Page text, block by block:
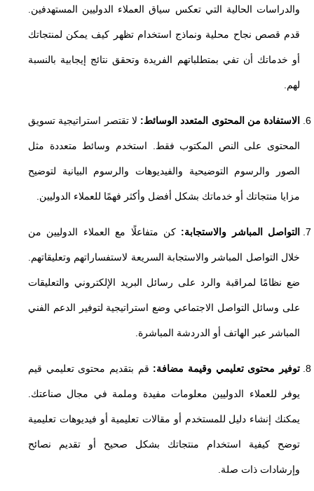
والدراسات الحالية التي تعكس سياق العملاء الدوليين المستهدفين.
قدم قصص نجاح محلية ونماذج استخدام تظهر كيف يمكن لمنتجاتك
أو خدماتك أن تفي بمتطلباتهم الفريدة وتحقق نتائج إيجابية بالنسبة
لهم.
الاستفادة من المحتوى المتعدد الوسائط: لا تقتصر استراتيجية تسويق
المحتوى على النص المكتوب فقط. استخدم وسائط متعددة مثل
الصور والرسوم التوضيحية والفيديوهات والرسوم البيانية لتوضيح
مزايا منتجاتك أو خدماتك بشكل أفضل وأكثر فهمًا للعملاء الدوليين.
التواصل المباشر والاستجابة: كن متفاعلًا مع العملاء الدوليين من
خلال التواصل المباشر والاستجابة السريعة لاستفساراتهم وتعليقاتهم.
ضع نظامًا لمراقبة والرد على رسائل البريد الإلكتروني والتعليقات
على وسائل التواصل الاجتماعي وضع استراتيجية لتوفير الدعم الفني
المباشر عبر الهاتف أو الدردشة المباشرة.
توفير محتوى تعليمي وقيمة مضافة: قم بتقديم محتوى تعليمي قيم
يوفر للعملاء الدوليين معلومات مفيدة وملمة في مجال صناعتك.
يمكنك إنشاء دليل للمستخدم أو مقالات تعليمية أو فيديوهات تعليمية
توضح كيفية استخدام منتجاتك بشكل صحيح أو تقديم نصائح
وإرشادات ذات صلة.